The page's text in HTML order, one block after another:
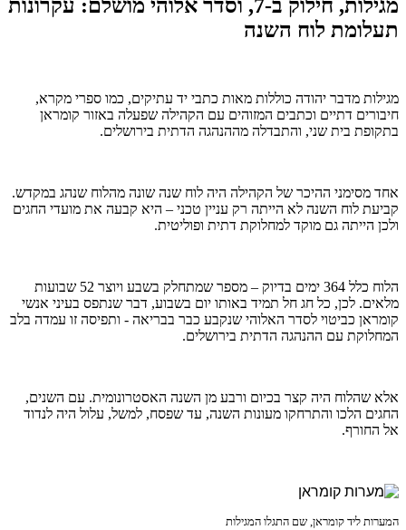
מגילות, חילוק ב-7, וסדר אלוהי מושלם: עקרונות
תעלומת לוח השנה
מגילות מדבר יהודה כוללות מאות כתבי יד עתיקים, כמו ספרי מקרא,
חיבורים דתיים וכתבים המזוהים עם הקהילה שפעלה באזור קומראן
בתקופת בית שני, והתבדלה מההנהגה הדתית בירושלים.
אחד מסימני ההיכר של הקהילה היה לוח שנה שונה מהלוח שנהג במקדש.
קביעת לוח השנה לא הייתה רק עניין טכני – היא קבעה את מועדי החגים
ולכן הייתה גם מוקד למחלוקת דתית ופוליטית.
הלוח כלל 364 ימים בדיוק – מספר שמתחלק בשבע ויוצר 52 שבועות
מלאים. לכן, כל חג חל תמיד באותו יום בשבוע, דבר שנתפס בעיני אנשי
קומראן כביטוי לסדר האלוהי שנקבע כבר בבריאה - ותפיסה זו עמדה בלב
המחלוקת עם ההנהגה הדתית בירושלים.
אלא שהלוח היה קצר בכיום ורבע מן השנה האסטרונומית. עם השנים,
החגים הלכו והתרחקו מעונות השנה, עד שפסח, למשל, עלול היה לנדוד
אל החורף.
המערות ליד קומראן, שם התגלו המגילות